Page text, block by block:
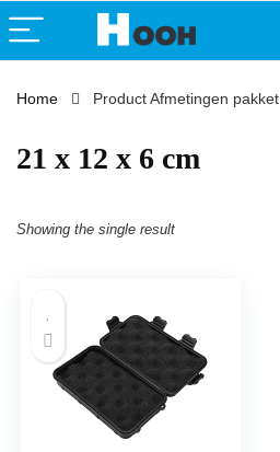
Home Product Afmetingen pakket
‎21 x 12 x 6 cm
Showing the single result